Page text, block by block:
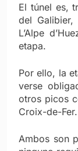
El túnel es,
del
L’Alpe
etapa.
Por ello, la
verse
otros picos
Croix-de-Fer.
Ambos son